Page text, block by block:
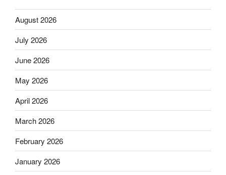
August 2026
July 2026
June 2026
May 2026
April 2026
March 2026
February 2026
January 2026